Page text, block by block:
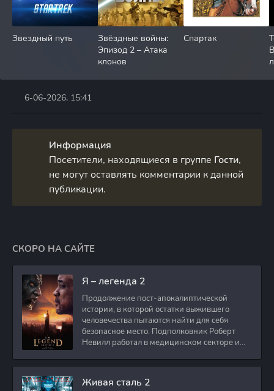
Звездный путь
Звёздные войны:
Эпизод 2 – Атака
клонов
Спартак
6-06-2026, 15:41
Информация
Посетители, находящиеся в группе Гости,
не могут оставлять комментарии к данной
публикации.
СКОРО НА САЙТЕ
Я – легенда 2
Продолжение пост-апокалиптической
истории, в которой остатки выжившего
человечества пытаются найти для себя
безопасное место. Подполковник Роберт
Невилл работал в медицинском секторе и
Живая сталь 2